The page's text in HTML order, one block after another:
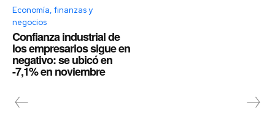
Economía, finanzas y
negocios
Confianza industrial de
los empresarios sigue en
negativo: se ubicó en
-7,1% en noviembre